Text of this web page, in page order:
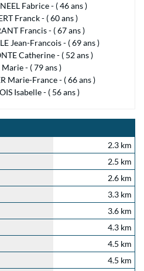
Fabrice - ( 46 ans )
Franck - ( 60 ans )
Francis - ( 67 ans )
Jean-Francois - ( 69 ans )
Catherine - ( 52 ans )
- ( 79 ans )
Marie-France - ( 66 ans )
Isabelle - ( 56 ans )
2.3 km
2.5 km
2.6 km
3.3 km
3.6 km
4.3 km
4.5 km
4.5 km